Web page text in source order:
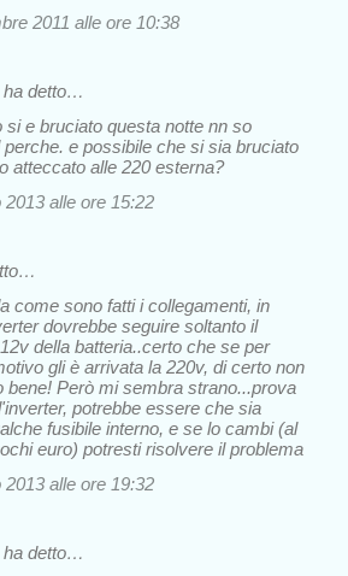
2011 alle ore 10:38
ha detto…
si e bruciato questa notte nn so
perche. e possibile che si sia bruciato
atteccato alle 220 esterna?
2013 alle ore 15:22
come sono fatti i collegamenti, in
dovrebbe seguire soltanto il
della batteria..certo che se per
gli è arrivata la 220v, di certo non
bene! Però mi sembra strano...prova
potrebbe essere che sia
fusibile interno, e se lo cambi (al
euro) potresti risolvere il problema
2013 alle ore 19:32
ha detto…